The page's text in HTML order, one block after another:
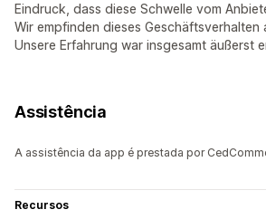
Eindruck, dass diese Schwelle vom
Wir empfinden dieses Geschäftsverhalten
Unsere Erfahrung war insgesamt äußerst
Assistência
A assistência da app é prestada por
Recursos